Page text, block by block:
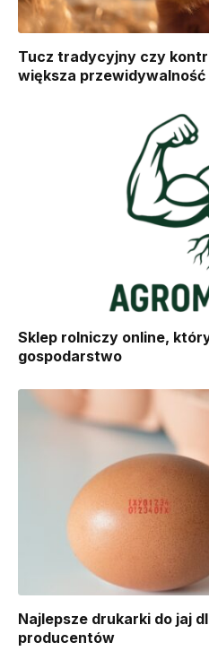
Tucz tradycyjny czy
większa przewidywalność
Sklep rolniczy online,
gospodarstwo
Najlepsze drukarki do jaj
producentów